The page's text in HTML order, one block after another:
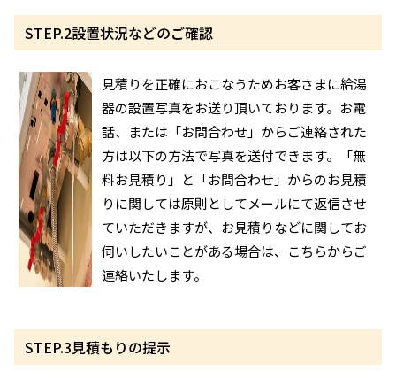
STEP.2設置状況などのご確認
見積りを正確におこなうためお客さまに給湯
器の設置写真をお送り頂いております。お電
話、または「お問合わせ」からご連絡された
方は以下の方法で写真を送付できます。「無
料お見積り」と「お問合わせ」からのお見積
りに関しては原則としてメールにて返信させ
ていただきますが、お見積りなどに関してお
伺いしたいことがある場合は、こちらからご
連絡いたします。
STEP.3見積もりの提示